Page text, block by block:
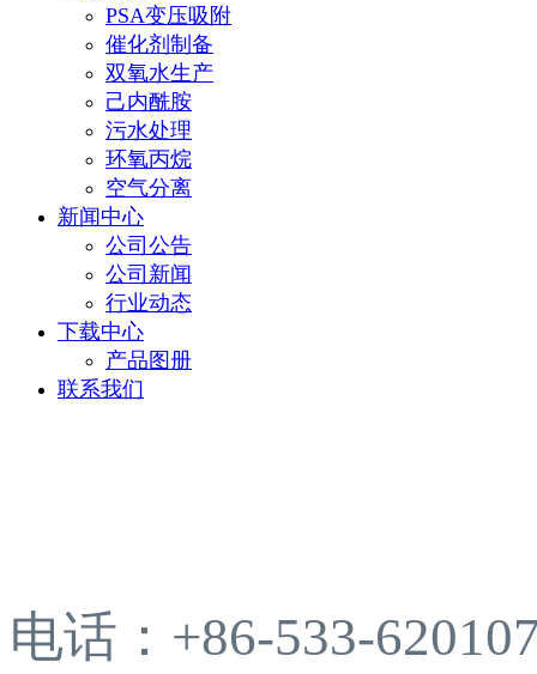
PSA变压吸附
催化剂制备
双氧水生产
己内酰胺
污水处理
环氧丙烷
空气分离
新闻中心
公司公告
公司新闻
行业动态
下载中心
产品图册
联系我们
电话：+86-533-